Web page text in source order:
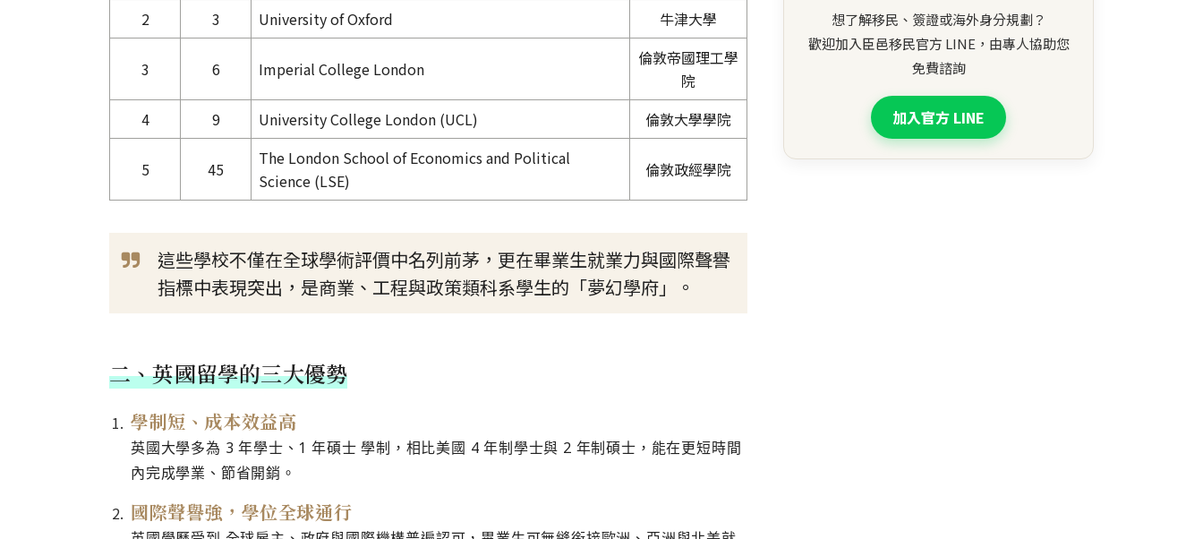
2
3 University of Oxford 牛津大學
3 6 Imperial College London
倫敦帝國理工學
院
4
9 University College London (UCL) 倫敦大學學院
5 45
The London School of Economics and Political
Science (LSE)
倫敦政經學院
這些學校不僅在全球學術評價中名列前茅，更在畢業生就業力與國際聲譽
指標中表現突出，是商業、工程與政策類科系學生的「夢幻學府」。
二、英國留學的三大優勢
學制短、成本效益高
英國大學多為 3 年學士、1 年碩士 學制，相比美國 4 年制學士與 2 年制碩士，能在更短時間
內完成學業、節省開銷。
國際聲譽強，學位全球通行
想了解移民、簽證或海外身分規劃？
歡迎加入臣邑移民官方 LINE，由專人協助您
免費諮詢
加入官方 LINE